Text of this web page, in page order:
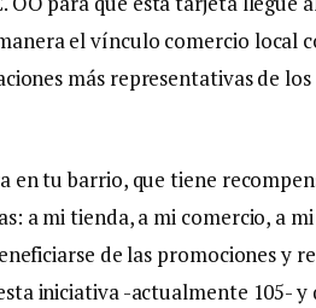
el vínculo comercio local
más representativas de los
en tu barrio, que tiene
a mi tienda, a mi comercio, a
de las promociones y
iniciativa -actualmente 105- y